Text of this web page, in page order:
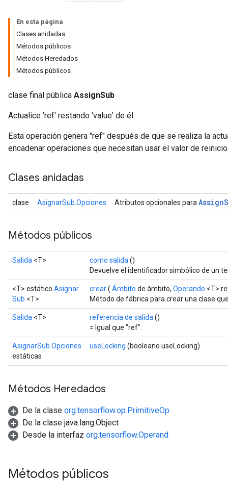
En esta página
Clases anidadas
Métodos públicos
Métodos Heredados
Métodos públicos
clase final pública AssignSub
Actualice 'ref' restando 'value' de él.
Esta operación genera "ref" después de que se realiza la
encadenar operaciones que necesitan usar el valor de
Clases anidadas
clase AsignarSub.Opciones Atributos opcionales para Assign
Métodos públicos
Salida <T> como salida ()
Devuelve el identificador simbólico de un
<T> estático Asignar
Sub <T>
crear( Ámbito de ámbito, Operando <T>
Método de fábrica para crear una clase
Salida <T> referencia de salida ()
= Igual que "ref".
AsignarSub.Opciones
estáticas
useLocking (booleano useLocking)
Métodos Heredados
De la clase org.tensorflow.op.PrimitiveOp
De la clase java.lang.Object
Desde la interfaz org.tensorflow.Operand
Métodos públicos